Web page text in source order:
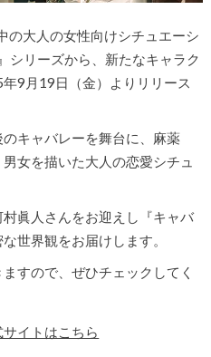
の大人の女性向けシチュエーシ
シリーズから、 新たなキャラク
9月19日（金）よりリリース
のキャバレーを舞台に、麻薬
女を描いた大人の恋愛シチュ
眞人さんをお迎えし『キャバ
世界観をお届けします。
すので、ぜひチェックしてく
サイトはこちら